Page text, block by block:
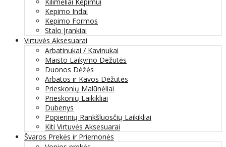
Kepimo Indai
Kepimo Formos
Stalo Įrankiai
Virtuvės Aksesuarai
Arbatinukai / Kavinukai
Maisto Laikymo Dežutės
Duonos Dėžės
Arbatos ir Kavos Dėžutės
Prieskonių Malūnėliai
Prieskonių Laikikliai
Dubenys
Popierinių Rankšluosčių Laikikliai
Kiti Virtuvės Aksesuarai
Švaros Prekės ir Priemonės